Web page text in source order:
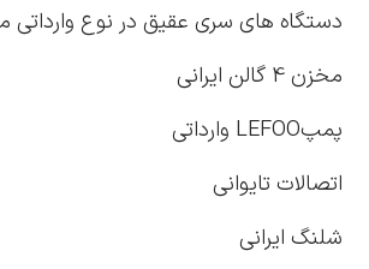
دستگاه های سری عقیق در نوع وارداتي
مخزن 4 گالن ايراني
پمپLEFOO وارداتي
اتصالات تايواني
شلنگ ايراني